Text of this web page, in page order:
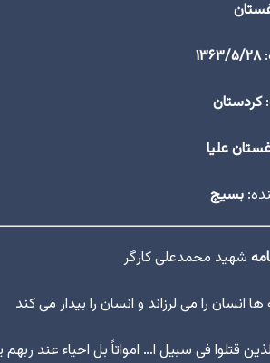
۱۳۶۳/۵/۲۸
کردستان
علیا
بسیج
شهید محمدعلی کارگر
ها انسان را می لرزاند و انسان را بیدار
قتلوا فی سبیل ا… امواتاً بل احیاء عند ربهم